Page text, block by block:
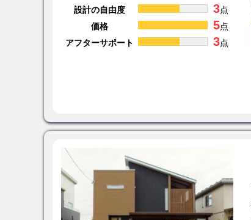
設計の自由度
3点
価格
5点
アフターサポート
3点